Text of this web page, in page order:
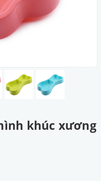
khúc xương